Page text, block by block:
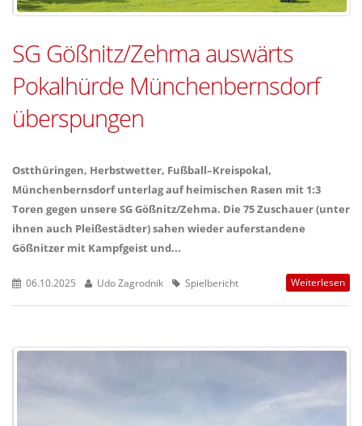
SG Gößnitz/Zehma auswärts
Pokalhürde Münchenbernsdorf
überspungen
Ostthüringen, Herbstwetter, Fußball–Kreispokal,
Münchenbernsdorf unterlag auf heimischen Rasen mit 1:3
Toren gegen unsere SG Gößnitz/Zehma. Die 75 Zuschauer (unter
ihnen auch Pleißestädter) sahen wieder auferstandene
Gößnitzer mit Kampfgeist und...
06.10.2025 Udo Zagrodnik Spielbericht Weiterlesen